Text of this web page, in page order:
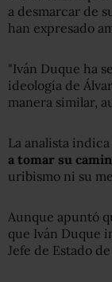
a desmarcar de
han expresado
"Iván Duque ha
ideología de
manera similar,
La analista
a tomar su
uribismo ni su
Aunque apuntó
que Iván Duque
Jefe de Estado